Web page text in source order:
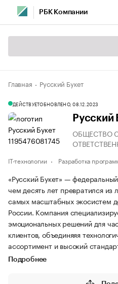
РБК Компании
Главная Русский Букет
ДЕЙСТВУЕТОБНОВЛЕНО, 08.12.2023
Русский
ОБЩЕСТВО
IT-технологии Разработка
«Русский Букет» —
чем десять лет превратился из
самых масштабных экосистем
России. Компания
эмоциональных решений для
клиентов, объединяяя
ассортимент и высокий
Подробнее